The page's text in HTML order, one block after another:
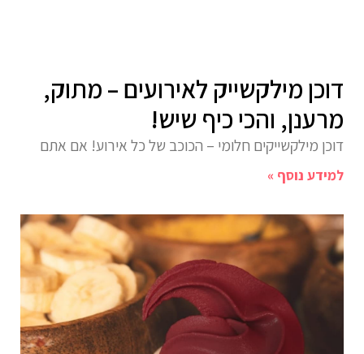
דוכן מילקשייק לאירועים – מתוק,
מרענן, והכי כיף שיש!
דוכן מילקשייקים חלומי – הכוכב של כל אירוע! אם אתם
למידע נוסף »